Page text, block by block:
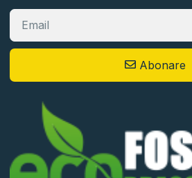
Abonare